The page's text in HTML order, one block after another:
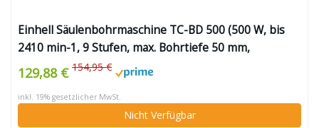
Einhell Säulenbohrmaschine TC-BD 500 (500 W, bis
2410 min-1, 9 Stufen, max. Bohrtiefe 50 mm,
einstellbarer Tiefenanschlag, neig-/drehbarer und
höhenverstellbarer Bohrtisch)
129,88 € 154,95 €
inkl. 19% gesetzlicher MwSt.
Nicht Verfügbar